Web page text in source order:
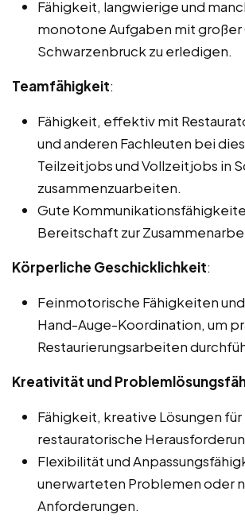
Fähigkeit, langwierige und
monotone Aufgaben mit großer
Schwarzenbruck zu erledigen.
Teamfähigkeit:
Fähigkeit, effektiv mit
und anderen Fachleuten bei
Teilzeitjobs und Vollzeitjobs in
zusammenzuarbeiten.
Gute
Bereitschaft zur
Körperliche Geschicklichkeit:
Feinmotorische Fähigkeiten
Hand-Auge-Koordination, um
Restaurierungsarbeiten
Kreativität und
Fähigkeit, kreative Lösungen für
restauratorische
Flexibilität und
unerwarteten Problemen oder
Anforderungen.